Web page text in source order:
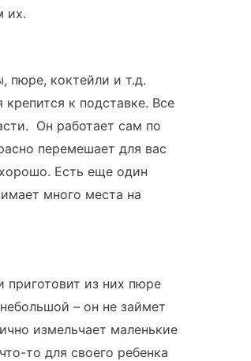
их.
пюре, коктейли и т.д.
к подставке. Все
Он работает сам по
перемешает для вас
Есть еще один
много места на
из них пюре
– он не займет
измельчает маленькие
то для своего ребенка